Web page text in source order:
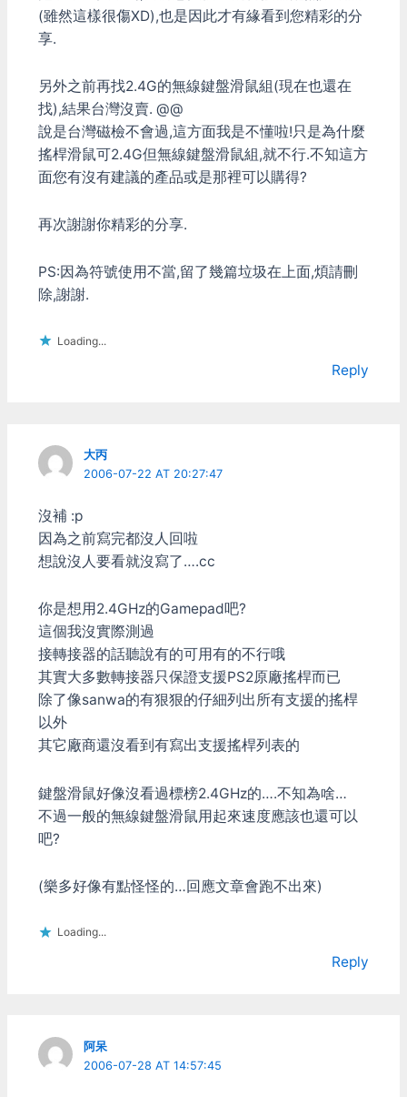
XBOX360搖桿上 無線的不
能用！也沒有要繼續開發的
日本老兄，寫了非常棒的
http://www.katch.ne.jp/~
morii/index.html 安裝完成
後，原本控制台裏面的陽春
更改為兩個獨立軸，或是不
需要類比軸的話把他指定成
pad(十字鍵)被內定指定為
增那麼方便， 另外最糟的
般的DirectInput的搖桿，
....純Xinput的遊戲又不能玩
遊戲 這種程式的原理是，
Xinput的dll，把Xinput的動
作轉到DirectInput搖桿上
阿豆啊寫的，XBOX 360
Controller emulator (需編
使用) x360ce vibmod…
(雖然這樣很傷XD),也是因此才有緣看到您精彩的分
享.
另外之前再找2.4G的無線鍵盤滑鼠組(現在也還在
找),結果台灣沒賣. @@
說是台灣磁檢不會過,這方面我是不懂啦!只是為什麼
搖桿滑鼠可2.4G但無線鍵盤滑鼠組,就不行.不知這方
面您有沒有建議的產品或是那裡可以購得?
再次謝謝你精彩的分享.
PS:因為符號使用不當,留了幾篇垃圾在上面,煩請刪
除,謝謝.
Loading...
Reply
大丙
2006-07-22 AT 20:27:47
沒補 :p
因為之前寫完都沒人回啦
想說沒人要看就沒寫了….cc
你是想用2.4GHz的Gamepad吧?
這個我沒實際測過
接轉接器的話聽說有的可用有的不行哦
其實大多數轉接器只保證支援PS2原廠搖桿而已
除了像sanwa的有狠狠的仔細列出所有支援的搖桿
以外
其它廠商還沒看到有寫出支援搖桿列表的
鍵盤滑鼠好像沒看過標榜2.4GHz的….不知為啥…
不過一般的無線鍵盤滑鼠用起來速度應該也還可以
吧?
(樂多好像有點怪怪的…回應文章會跑不出來)
Loading...
Reply
阿呆
2006-07-28 AT 14:57:45